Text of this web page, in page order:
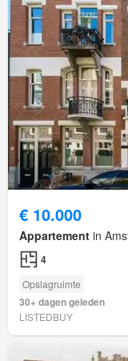
€ 10.000
Appartement in
4
Opslagruimte
30+ dagen geleden
LISTEDBUY